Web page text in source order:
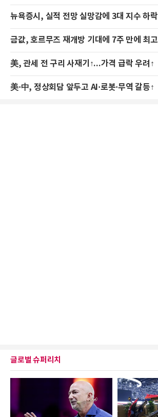
뉴욕증시, 실적 전망 실망감에 3대 지수 하락
금값, 호르무즈 재개방 기대에 7주 만에 최고
美, 관세 전 구리 사재기↑...가격 급락 우려↑
美·中, 정상회담 앞두고 AI·로봇·무역 갈등↑
글로벌 슈퍼리치